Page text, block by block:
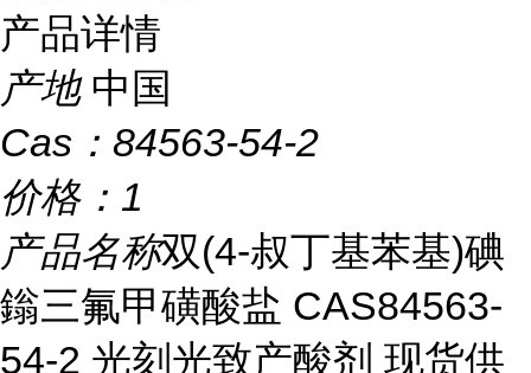
产品详情
产地 中国
Cas： 84563-54-2
价格： 1
产品名称双(4-叔丁基苯基)碘
鎓三氟甲磺酸盐 CAS84563-
54-2 光刻光致产酸剂 现货供